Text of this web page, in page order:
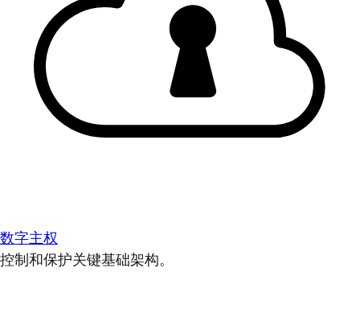
数字主权
控制和保护关键基础架构。